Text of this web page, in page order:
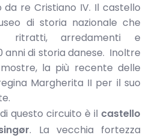
da re Cristiano IV. Il castello
di storia nazionale che
ritratti, arredamenti e
di storia danese. Inoltre
la più recente delle
Margherita II per il suo
questo circuito è il castello
. La vecchia fortezza